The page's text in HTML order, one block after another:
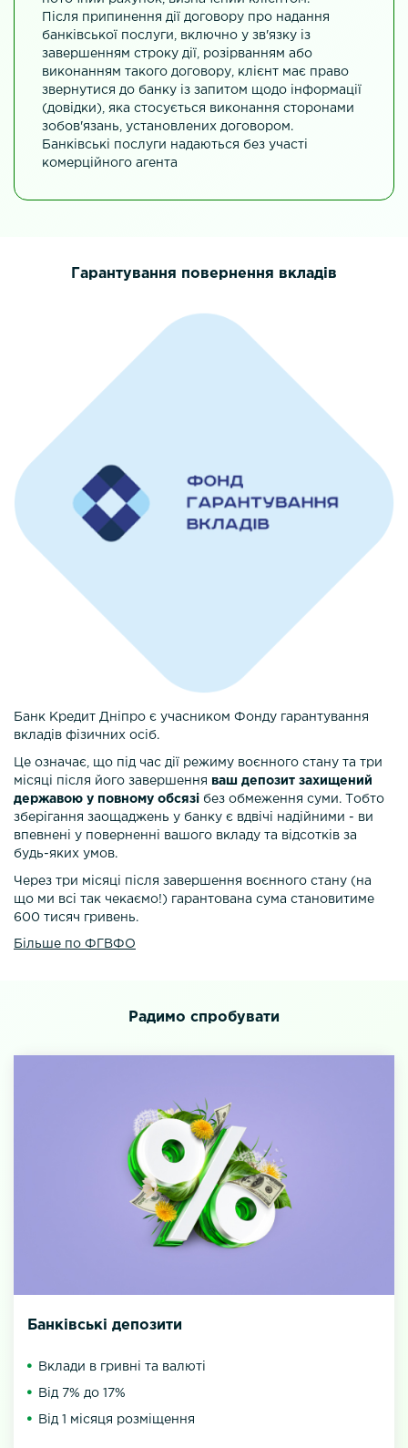
Після припинення дії договору про надання
банківської послуги, включно у зв'язку із
завершенням строку дії, розірванням або
виконанням такого договору, клієнт має право
звернутися до банку із запитом щодо інформації
(довідки), яка стосується виконання сторонами
зобов'язань, установлених договором.
Банківські послуги надаються без участі
комерційного агента
Гарантування повернення вкладів
Банк Кредит Дніпро є учасником Фонду гарантування
вкладів фізичних осіб.
Це означає, що під час дії режиму воєнного стану та три
місяці після його завершення ваш депозит захищений
державою у повному обсязі без обмеження суми. Тобто
зберігання заощаджень у банку є вдвічі надійними - ви
впевнені у поверненні вашого вкладу та відсотків за
будь-яких умов.
Через три місяці після завершення воєнного стану (на
що ми всі так чекаємо!) гарантована сума становитиме
600 тисяч гривень.
Більше по ФГВФО
Радимо спробувати
Банківські депозити
Вклади в гривні та валюті
Від 7% до 17%
Від 1 місяця розміщення